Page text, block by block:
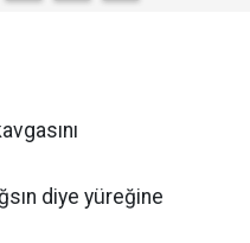
diye yüreğine